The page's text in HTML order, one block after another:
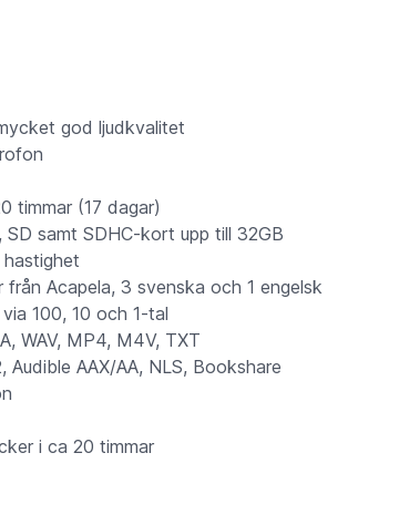
god ljudkvalitet
timmar (17 dagar)
samt SDHC-kort upp till 32GB
Acapela, 3 svenska och 1 engelsk
100, 10 och 1-tal
WAV, MP4, M4V, TXT
AAX/AA, NLS, Bookshare
i ca 20 timmar